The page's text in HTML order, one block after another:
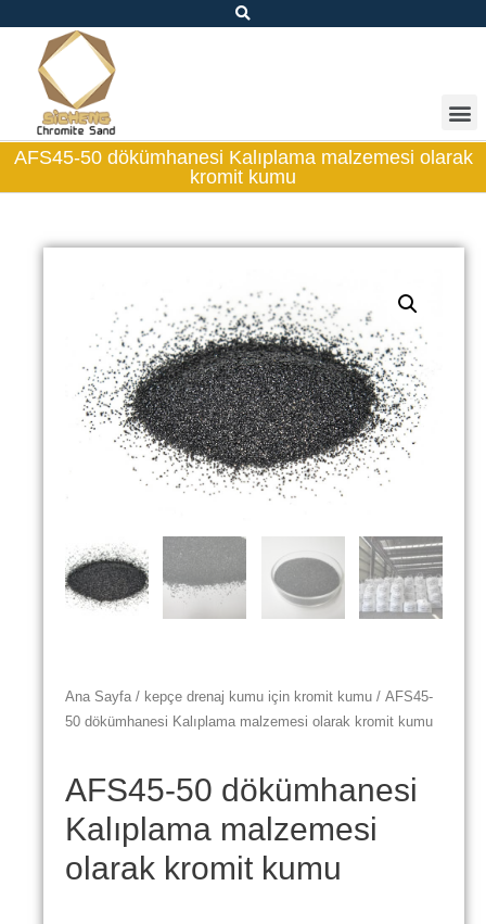
AFS45-50 dökümhanesi Kalıplama malzemesi olarak
kromit kumu
Ana Sayfa / kepçe drenaj kumu için kromit kumu / AFS45-
50 dökümhanesi Kalıplama malzemesi olarak kromit kumu
AFS45-50 dökümhanesi
Kalıplama malzemesi
olarak kromit kumu